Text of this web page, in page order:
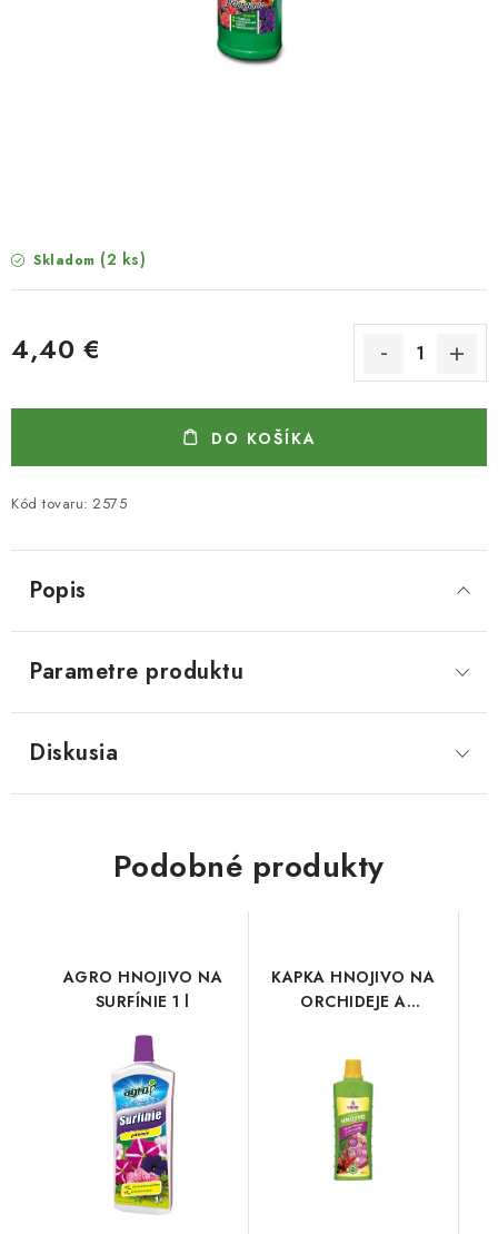
Kontakty
Obchodné podmienky
Skladom (2 ks)
4,40 €
DO KOŠÍKA
Kód tovaru: 2575
Popis
Parametre produktu
Diskusia
Podobné produkty
AGRO HNOJIVO NA
SURFÍNIE 1 l
KAPKA HNOJIVO NA
ORCHIDEJE A